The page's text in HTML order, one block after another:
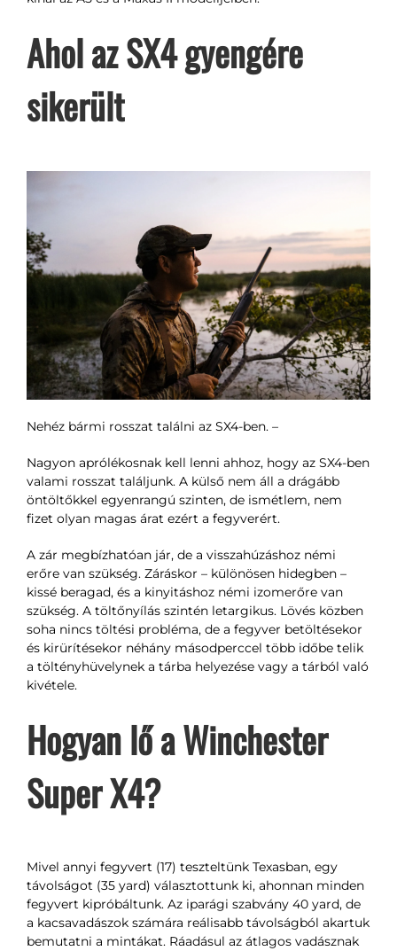
Ahol az SX4 gyengére
sikerült
Nehéz bármi rosszat találni az SX4-ben. –
Nagyon aprólékosnak kell lenni ahhoz, hogy az SX4-ben
valami rosszat találjunk. A külső nem áll a drágább
öntöltőkkel egyenrangú szinten, de ismétlem, nem
fizet olyan magas árat ezért a fegyverért.
A zár megbízhatóan jár, de a visszahúzáshoz némi
erőre van szükség. Záráskor – különösen hidegben –
kissé beragad, és a kinyitáshoz némi izomerőre van
szükség. A töltőnyílás szintén letargikus. Lövés közben
soha nincs töltési probléma, de a fegyver betöltésekor
és kirürítésekor néhány másodperccel több időbe telik
a töltényhüvelynek a tárba helyezése vagy a tárból való
kivétele.
Hogyan lő a Winchester
Super X4?
Mivel annyi fegyvert (17) teszteltünk Texasban, egy
távolságot (35 yard) választottunk ki, ahonnan minden
fegyvert kipróbáltunk. Az iparági szabvány 40 yard, de
a kacsavadászok számára reálisabb távolságból akartuk
bemutatni a mintákat. Ráadásul az átlagos vadásznak